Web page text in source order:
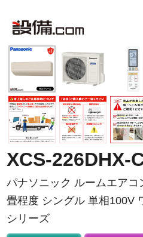
XCS-226DHX-
パナソニック ルームエア
畳程度 シングル 単相100V
シリーズ